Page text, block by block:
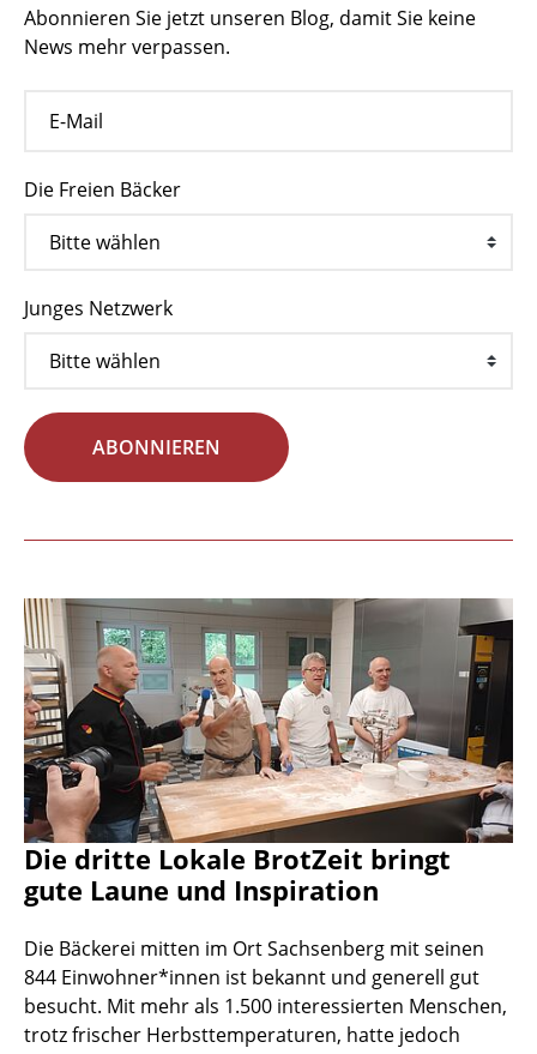
Abonnieren Sie jetzt unseren Blog, damit Sie keine
News mehr verpassen.
Die Freien Bäcker
Junges Netzwerk
ABONNIEREN
Die dritte Lokale BrotZeit bringt
gute Laune und Inspiration
Die Bäckerei mitten im Ort Sachsenberg mit seinen
844 Einwohner*innen ist bekannt und generell gut
besucht. Mit mehr als 1.500 interessierten Menschen,
trotz frischer Herbsttemperaturen, hatte jedoch